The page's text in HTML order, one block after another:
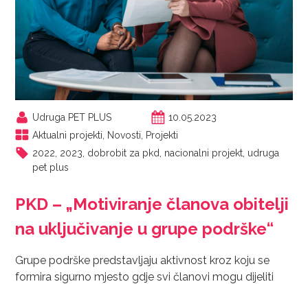
Udruga PET PLUS
10.05.2023
Aktualni projekti
Novosti
Projekti
2022 2023 dobrobit za pkd nacionalni projekt udruga
pet plus
PKD – „Motiviranje članova obitelji
na uključivanje u grupe podrške“
Grupe podrške predstavljaju aktivnost kroz koju se
formira sigurno mjesto gdje svi članovi mogu dijeliti